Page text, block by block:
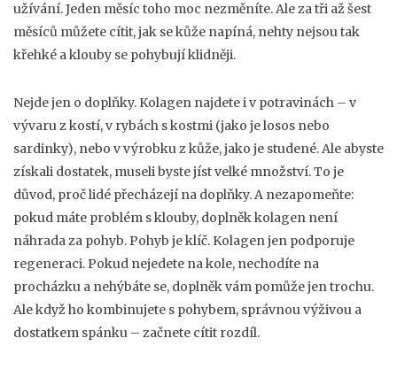
užívání. Jeden měsíc toho moc nezměníte. Ale za tři až šest
měsíců můžete cítit, jak se kůže napíná, nehty nejsou tak
křehké a klouby se pohybují klidněji.
Nejde jen o doplňky. Kolagen najdete i v potravinách – v
vývaru z kostí, v rybách s kostmi (jako je losos nebo
sardinky), nebo v výrobku z kůže, jako je studené. Ale abyste
získali dostatek, museli byste jíst velké množství. To je
důvod, proč lidé přecházejí na doplňky. A nezapomeňte:
pokud máte problém s klouby, doplněk kolagen není
náhrada za pohyb. Pohyb je klíč. Kolagen jen podporuje
regeneraci. Pokud nejedete na kole, nechodíte na
procházku a nehýbáte se, doplněk vám pomůže jen trochu.
Ale když ho kombinujete s pohybem, správnou výživou a
dostatkem spánku – začnete cítit rozdíl.